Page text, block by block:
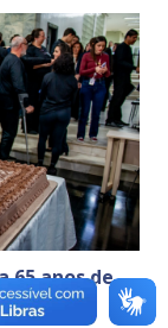
65 anos de